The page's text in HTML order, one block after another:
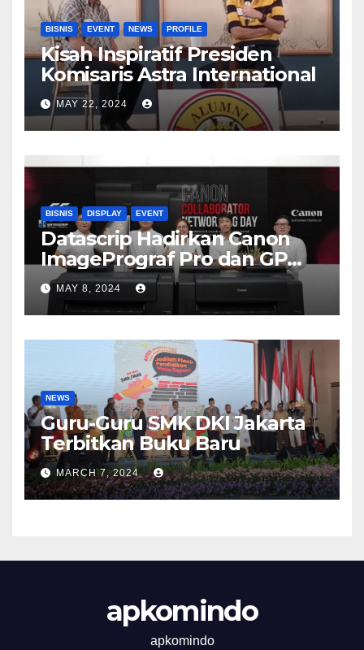
BISNIS EVENT NEWS PROFILE
Kisah Inspiratif Presiden
Komisaris Astra International
MAY 22, 2024
BISNIS DISPLAY EVENT
Datascrip Hadirkan Canon
ImagePrograf Pro dan GP
Series
MAY 8, 2024
NEWS
Guru-Guru SMK DKI Jakarta
Terbitkan Buku Baru
MARCH 7, 2024
apkomindo
apkomindo